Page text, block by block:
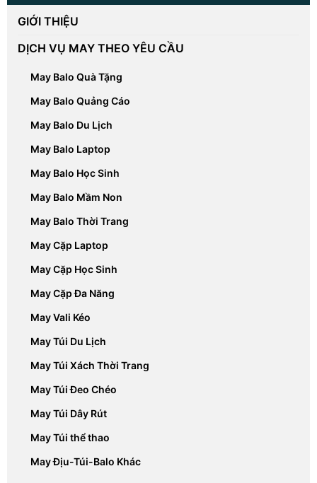
GIỚI THIỆU
DỊCH VỤ MAY THEO YÊU CẦU
May Balo Quà Tặng
May Balo Quảng Cáo
May Balo Du Lịch
May Balo Laptop
May Balo Học Sinh
May Balo Mầm Non
May Balo Thời Trang
May Cặp Laptop
May Cặp Học Sinh
May Cặp Đa Năng
May Vali Kéo
May Túi Du Lịch
May Túi Xách Thời Trang
May Túi Đeo Chéo
May Túi Dây Rút
May Túi thể thao
May Địu-Túi-Balo Khác